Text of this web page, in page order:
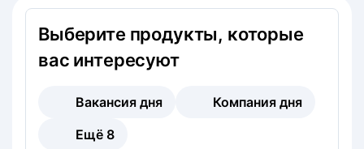
Выберите продукты, которые
вас интересуют
Вакансия дня
Компания дня
Ещё 8